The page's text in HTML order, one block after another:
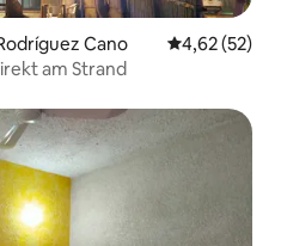
Cano
4,62 (52)
am Strand